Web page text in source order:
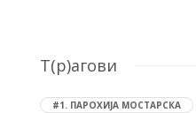
T(р)агови
#1. ПАРОХИЈА МОСТАРСКА